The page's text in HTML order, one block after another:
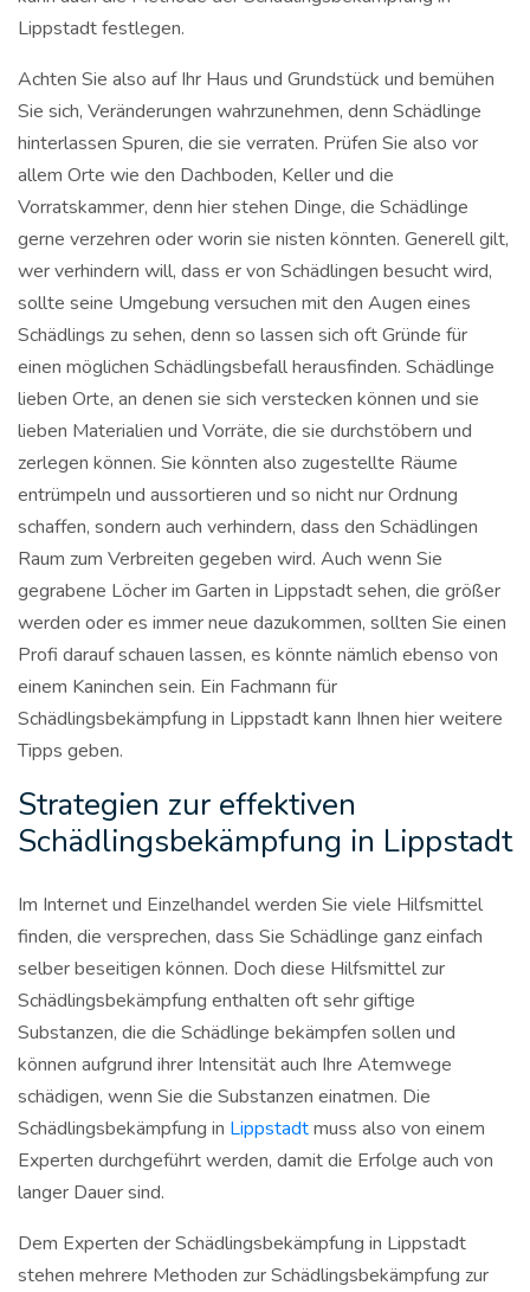
Lippstadt festlegen.
Achten Sie also auf Ihr Haus und Grundstück und bemühen
Sie sich, Veränderungen wahrzunehmen, denn Schädlinge
hinterlassen Spuren, die sie verraten. Prüfen Sie also vor
allem Orte wie den Dachboden, Keller und die
Vorratskammer, denn hier stehen Dinge, die Schädlinge
gerne verzehren oder worin sie nisten könnten. Generell gilt,
wer verhindern will, dass er von Schädlingen besucht wird,
sollte seine Umgebung versuchen mit den Augen eines
Schädlings zu sehen, denn so lassen sich oft Gründe für
einen möglichen Schädlingsbefall herausfinden. Schädlinge
lieben Orte, an denen sie sich verstecken können und sie
lieben Materialien und Vorräte, die sie durchstöbern und
zerlegen können. Sie könnten also zugestellte Räume
entrümpeln und aussortieren und so nicht nur Ordnung
schaffen, sondern auch verhindern, dass den Schädlingen
Raum zum Verbreiten gegeben wird. Auch wenn Sie
gegrabene Löcher im Garten in Lippstadt sehen, die größer
werden oder es immer neue dazukommen, sollten Sie einen
Profi darauf schauen lassen, es könnte nämlich ebenso von
einem Kaninchen sein. Ein Fachmann für
Schädlingsbekämpfung in Lippstadt kann Ihnen hier weitere
Tipps geben.
Strategien zur effektiven
Schädlingsbekämpfung in Lippstadt
Im Internet und Einzelhandel werden Sie viele Hilfsmittel
finden, die versprechen, dass Sie Schädlinge ganz einfach
selber beseitigen können. Doch diese Hilfsmittel zur
Schädlingsbekämpfung enthalten oft sehr giftige
Substanzen, die die Schädlinge bekämpfen sollen und
können aufgrund ihrer Intensität auch Ihre Atemwege
schädigen, wenn Sie die Substanzen einatmen. Die
Schädlingsbekämpfung in Lippstadtmuss also von einem
Experten durchgeführt werden, damit die Erfolge auch von
langer Dauer sind.
Dem Experten der Schädlingsbekämpfung in Lippstadt
stehen mehrere Methoden zur Schädlingsbekämpfung zur